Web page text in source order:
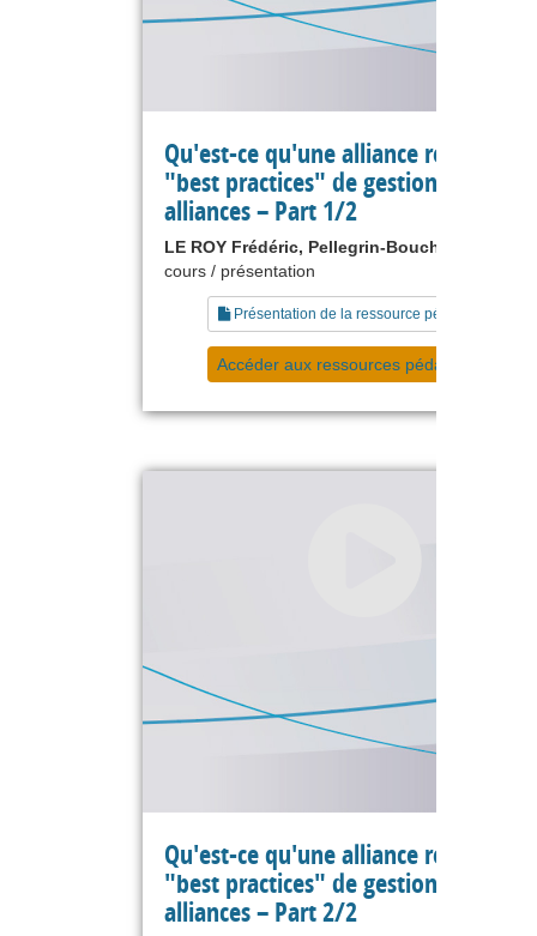
Qu'est-ce qu'une alliance réussie :
"best practices" de gestion des
alliances – Part 1/2
LE ROY Frédéric, Pellegrin-Boucher Estelle
cours / présentation
Présentation de la ressource pédagogique
Accéder aux ressources pédagogiques
Qu'est-ce qu'une alliance réussie :
"best practices" de gestion des
alliances – Part 2/2